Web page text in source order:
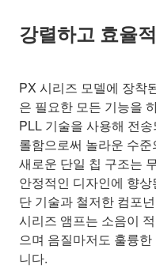
강렬하고 효율
PX 시리즈 모델에 장착
은 필요한 모든 기능을
PLL 기술을 사용해 전
롤함으로써 놀라운 수
새로운 단일 칩 구조는
안정적인 디자인에 향
단 기술과 철저한 컴포
시리즈 앰프는 소음이
으며 음질마저도 훌륭
니다.